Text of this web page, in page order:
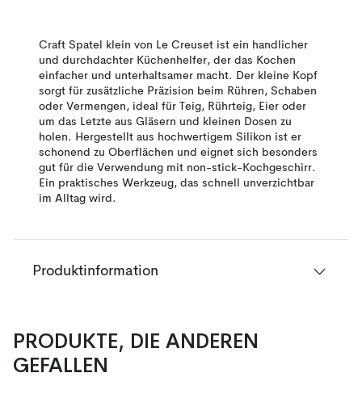
Craft Spatel klein von Le Creuset ist ein handlicher
und durchdachter Küchenhelfer, der das Kochen
einfacher und unterhaltsamer macht. Der kleine Kopf
sorgt für zusätzliche Präzision beim Rühren, Schaben
oder Vermengen, ideal für Teig, Rührteig, Eier oder
um das Letzte aus Gläsern und kleinen Dosen zu
holen. Hergestellt aus hochwertigem Silikon ist er
schonend zu Oberflächen und eignet sich besonders
gut für die Verwendung mit non-stick-Kochgeschirr.
Ein praktisches Werkzeug, das schnell unverzichtbar
im Alltag wird.
Produktinformation
PRODUKTE, DIE ANDEREN
GEFALLEN